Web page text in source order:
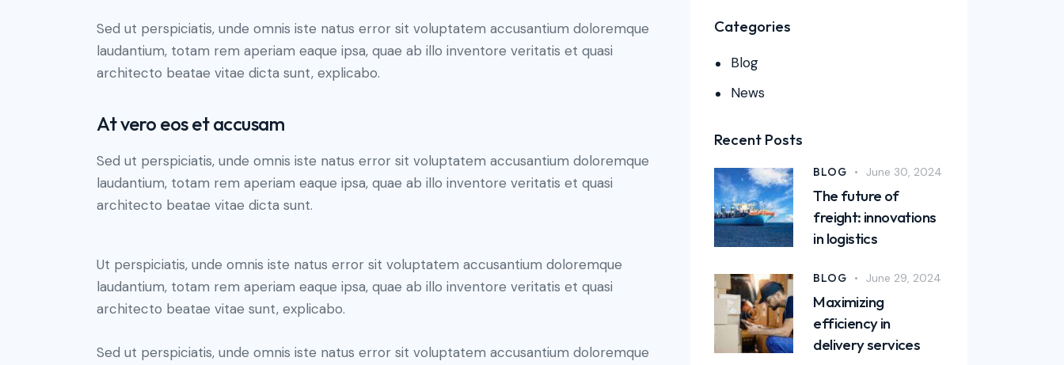
Sed ut perspiciatis, unde omnis iste natus error sit voluptatem accusantium doloremque
laudantium, totam rem aperiam eaque ipsa, quae ab illo inventore veritatis et quasi
architecto beatae vitae dicta sunt, explicabo.
At vero eos et accusam
Sed ut perspiciatis, unde omnis iste natus error sit voluptatem accusantium doloremque
laudantium, totam rem aperiam eaque ipsa, quae ab illo inventore veritatis et quasi
architecto beatae vitae dicta sunt.
Ut perspiciatis, unde omnis iste natus error sit voluptatem accusantium doloremque
laudantium, totam rem aperiam eaque ipsa, quae ab illo inventore veritatis et quasi
architecto beatae vitae sunt, explicabo.
Sed ut perspiciatis, unde omnis iste natus error sit voluptatem accusantium doloremque
Categories
Blog
News
Recent Posts
BLOG June 30, 2024
The future of
freight: innovations
in logistics
BLOG June 29, 2024
Maximizing
efficiency in
delivery services